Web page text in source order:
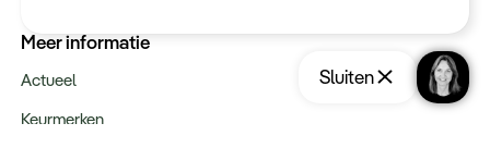
Sluiten
Meer informatie
Actueel
Keurmerken